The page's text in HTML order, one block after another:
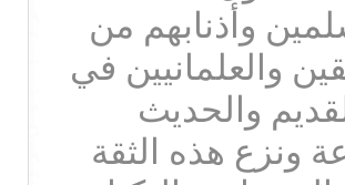
وأذنابهم من
والعلمانيين في
والحديث
ونزع هذه الثقة